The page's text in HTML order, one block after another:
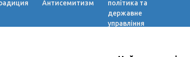
Антисемитизм
політика та
державне
управління